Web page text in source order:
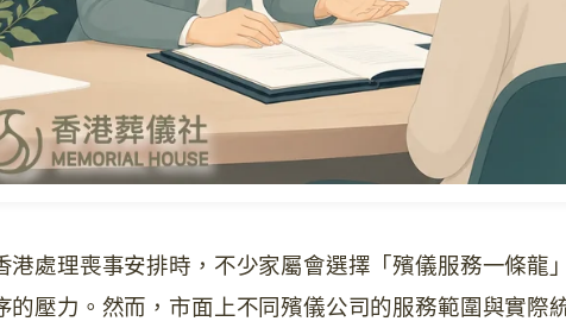
港處理喪事安排時，不少家屬會選擇「殯儀服務一條龍
的壓力。然而，市面上不同殯儀公司的服務範圍與實際